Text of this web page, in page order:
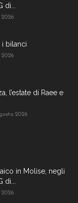
2026
i bilanci
2026
l’estate di Raee e
2026
in Molise, negli
2026